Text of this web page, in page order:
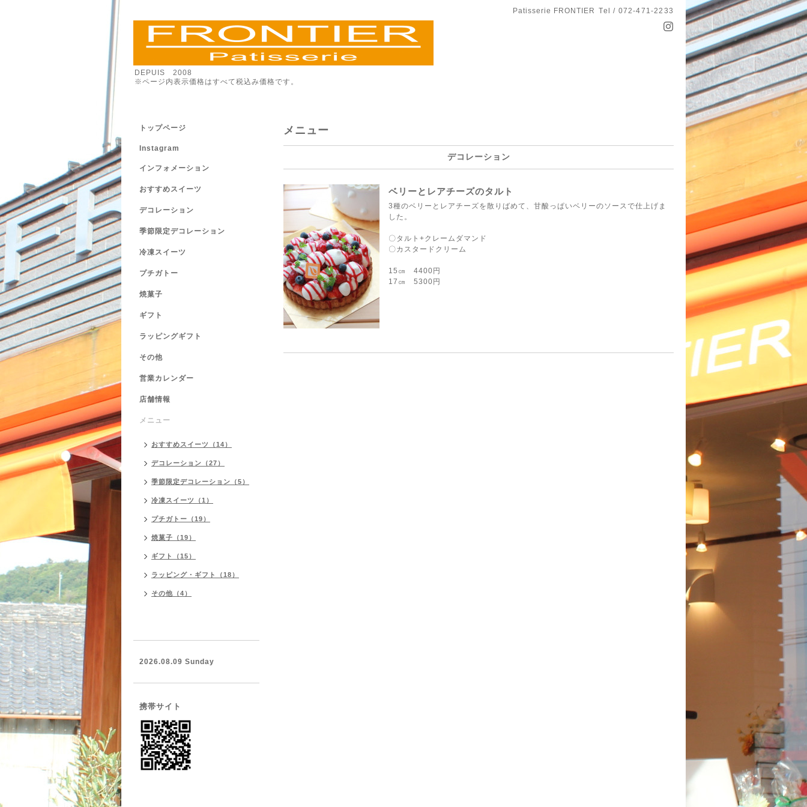
Patisserie FRONTIER Tel / 072-471-2233
DEPUIS 2008
※ページ内表示価格はすべて税込み価格です。
メニュー
デコレーション
ベリーとレアチーズのタルト
3種のベリーとレアチーズを散りばめて、甘酸っぱいベリーのソースで仕上げま
した。
〇タルト+クレームダマンド
〇カスタードクリーム
15㎝ 4400円
17㎝ 5300円
トップページ
Instagram
インフォメーション
おすすめスイーツ
デコレーション
季節限定デコレーション
冷凍スイーツ
プチガトー
焼菓子
ギフト
ラッピングギフト
その他
営業カレンダー
店舗情報
メニュー
おすすめスイーツ（14）
デコレーション（27）
季節限定デコレーション（5）
冷凍スイーツ（1）
プチガトー（19）
焼菓子（19）
ギフト（15）
ラッピング・ギフト（18）
その他（4）
2026.08.09 Sunday
携帯サイト